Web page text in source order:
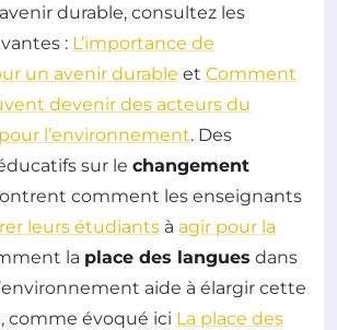
durable, consultez les
: L’importance de
un avenir durable et Comment
devenir des acteurs du
l’environnement. Des
sur le changement
comment les enseignants
leurs étudiants à agir pour la
la place des langues dans
aide à élargir cette
comme évoqué ici La place des